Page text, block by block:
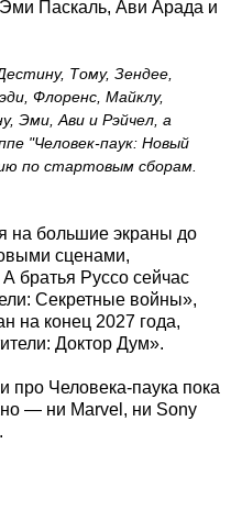
Паскаль, Ави Арада и
Тому, Зендее,
Флоренс, Майклу,
Эми, Ави и Рэйчел, а
"Человек-паук: Новый
по стартовым сборам.
на большие экраны до
сценами,
братья Руссо сейчас
Секретные войны»,
на конец 2027 года,
Доктор Дум».
про Человека-паука пока
— ни Marvel, ни Sony